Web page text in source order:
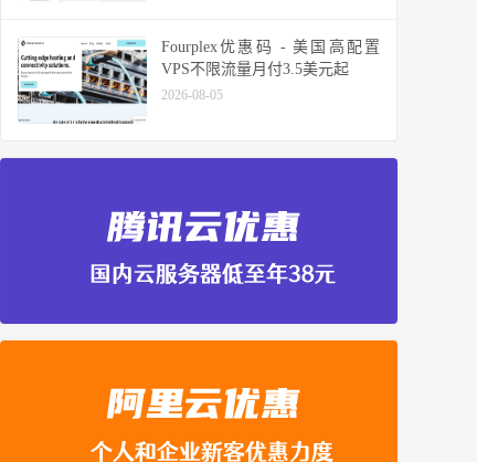
Fourplex优惠码 - 美国高配置
VPS不限流量月付3.5美元起
2026-08-05